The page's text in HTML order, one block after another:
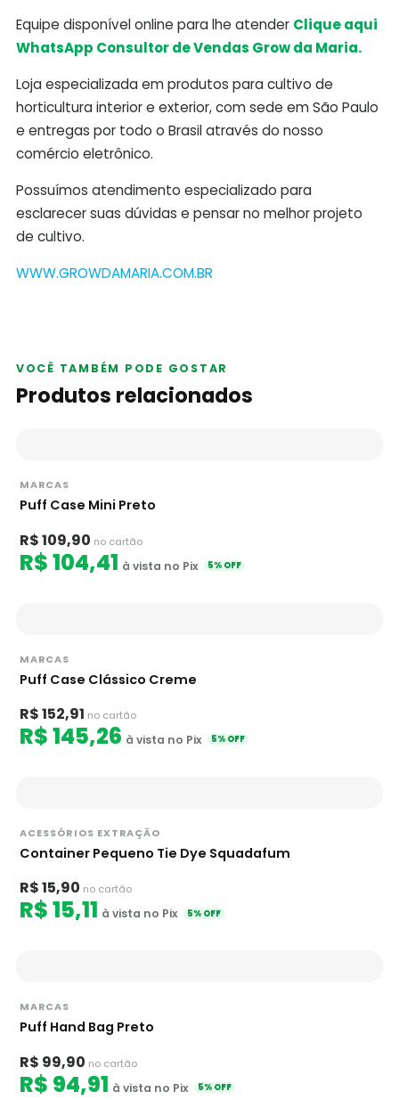
Equipe disponível online para lhe atender Clique aqui
WhatsApp Consultor de Vendas Grow da Maria.
Loja especializada em produtos para cultivo de
horticultura interior e exterior, com sede em São Paulo
e entregas por todo o Brasil através do nosso
comércio eletrônico.
Possuímos atendimento especializado para
esclarecer suas dúvidas e pensar no melhor projeto
de cultivo.
WWW.GROWDAMARIA.COM.BR
VOCÊ TAMBÉM PODE GOSTAR
Produtos relacionados
MARCAS
Puff Case Mini Preto
R$ 109,90 no cartão
R$ 104,41 à vista no Pix 5% OFF
MARCAS
Puff Case Clássico Creme
R$ 152,91 no cartão
R$ 145,26 à vista no Pix 5% OFF
ACESSÓRIOS EXTRAÇÃO
Container Pequeno Tie Dye Squadafum
R$ 15,90 no cartão
R$ 15,11 à vista no Pix 5% OFF
MARCAS
Puff Hand Bag Preto
R$ 99,90 no cartão
R$ 94,91 à vista no Pix 5% OFF